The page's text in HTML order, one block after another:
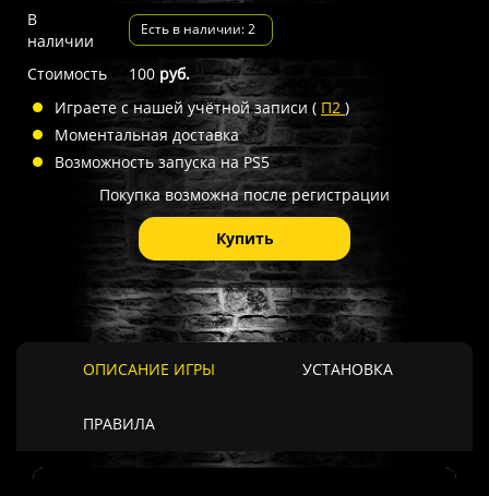
В
наличии
Есть в наличии: 2
Стоимость 100 руб.
Играете с нашей учётной записи ( П2 )
Моментальная доставка
Возможность запуска на PS5
Покупка возможна после регистрации
Купить
ОПИСАНИЕ ИГРЫ УСТАНОВКА
ПРАВИЛА